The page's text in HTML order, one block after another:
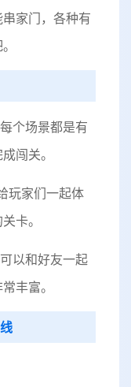
家门，各种有
个场景都是有
闯关。
玩家们一起体
卡。
以和好友一起
丰富。